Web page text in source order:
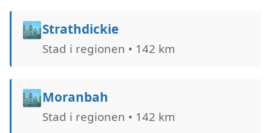
🏙️Strathdickie
Stad i regionen • 142 km
🏙️Moranbah
Stad i regionen • 142 km